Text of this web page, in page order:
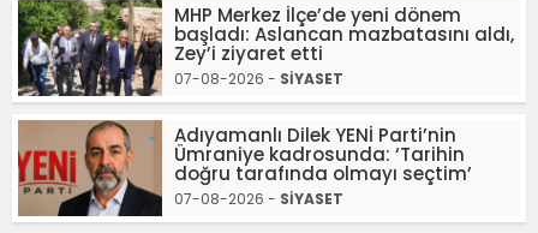
MHP Merkez İlçe’de yeni dönem
başladı: Aslancan mazbatasını aldı,
Zey’i ziyaret etti
07-08-2026 - SİYASET
Adıyamanlı Dilek YENİ Parti’nin
Ümraniye kadrosunda: ‘Tarihin
doğru tarafında olmayı seçtim’
07-08-2026 - SİYASET